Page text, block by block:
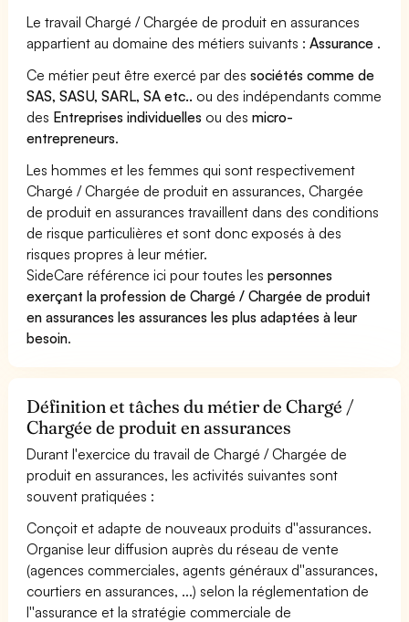
Le travail Chargé / Chargée de produit en assurances
appartient au domaine des métiers suivants :Assurance .
Ce métier peut être exercé par dessociétés comme de
SAS, SASU, SARL, SA etc.. ou des indépendants comme
des Entreprises individuelles ou desmicro-
entrepreneurs.
Les hommes et les femmes qui sont respectivement
Chargé / Chargée de produit en assurances, Chargée
de produit en assurances travaillent dans des conditions
de risque particulières et sont donc exposés à des
risques propres à leur métier.
SideCare référence ici pour toutes lespersonnes
exerçant la profession de Chargé / Chargée de produit
en assurances les assurances les plus adaptées à leur
besoin.
Définition et tâches du métier de Chargé /
Chargée de produit en assurances
Durant l'exercice du travail de Chargé / Chargée de
produit en assurances, les activités suivantes sont
souvent pratiquées :
Conçoit et adapte de nouveaux produits d''assurances.
Organise leur diffusion auprès du réseau de vente
(agences commerciales, agents généraux d''assurances,
courtiers en assurances, ...) selon la réglementation de
l''assurance et la stratégie commerciale de